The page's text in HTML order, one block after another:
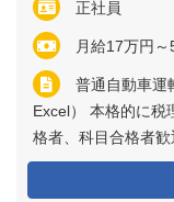
正社員
月給17万円～50万円
普通自動車運
Excel） 本格的に
格者、科目合格者歓